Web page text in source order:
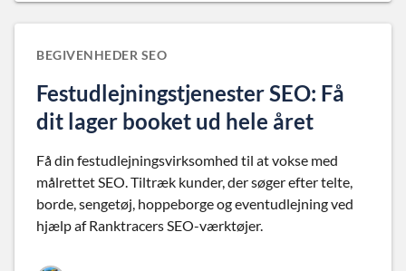
BEGIVENHEDER SEO
Festudlejningstjenester SEO: Få
dit lager booket ud hele året
Få din festudlejningsvirksomhed til at vokse med
målrettet SEO. Tiltræk kunder, der søger efter telte,
borde, sengetøj, hoppeborge og eventudlejning ved
hjælp af Ranktracers SEO-værktøjer.